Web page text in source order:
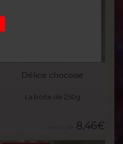
Délice chocoise
La boite de 250g
8,46€